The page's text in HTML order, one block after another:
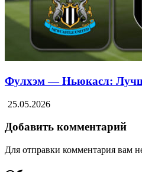
Фулхэм — Ньюкасл:
25.05.2026
Добавить комментарий
Для отправки комментария вам